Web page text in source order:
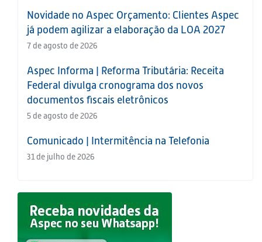
Novidade no Aspec Orçamento: Clientes Aspec
já podem agilizar a elaboração da LOA 2027
7 de agosto de 2026
Aspec Informa | Reforma Tributária: Receita
Federal divulga cronograma dos novos
documentos fiscais eletrônicos
5 de agosto de 2026
Comunicado | Intermitência na Telefonia
31 de julho de 2026